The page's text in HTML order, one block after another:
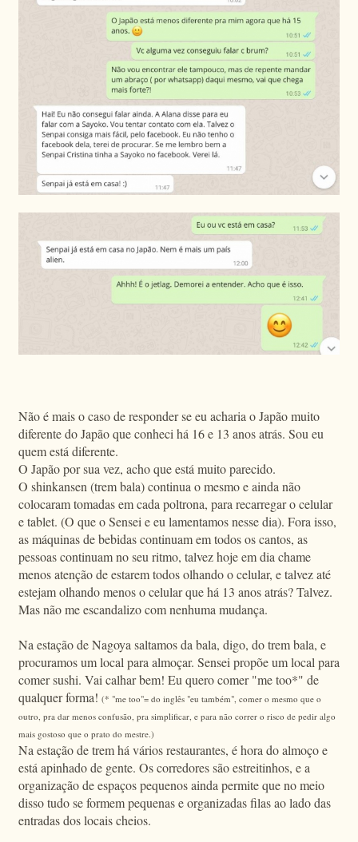
Não é mais o caso de responder se eu acharia o Japão muito
diferente do Japão que conheci há 16 e 13 anos atrás. Sou eu
quem está diferente.
O Japão por sua vez, acho que está muito parecido.
O shinkansen (trem bala) continua o mesmo e ainda não
colocaram tomadas em cada poltrona, para recarregar o celular
e tablet. (O que o Sensei e eu lamentamos nesse dia). Fora isso,
as máquinas de bebidas continuam em todos os cantos, as
pessoas continuam no seu ritmo, talvez hoje em dia chame
menos atenção de estarem todos olhando o celular, e talvez até
estejam olhando menos o celular que há 13 anos atrás? Talvez.
Mas não me escandalizo com nenhuma mudança.
Na estação de Nagoya saltamos da bala, digo, do trem bala, e
procuramos um local para almoçar. Sensei propõe um local para
comer sushi. Vai calhar bem! Eu quero comer "me too*" de
qualquer forma! (* "me too"= do inglês "eu também", comer o mesmo que o
outro, pra dar menos confusão, pra simplificar, e para não correr o risco de pedir algo
mais gostoso que o prato do mestre.)
Na estação de trem há vários restaurantes, é hora do almoço e
está apinhado de gente. Os corredores são estreitinhos, e a
organização de espaços pequenos ainda permite que no meio
disso tudo se formem pequenas e organizadas filas ao lado das
entradas dos locais cheios.